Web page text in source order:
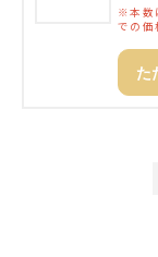
※本数
での価
た